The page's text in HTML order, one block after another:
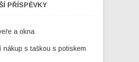
PŘÍSPĚVKY
a okna
nákup s taškou s potiskem